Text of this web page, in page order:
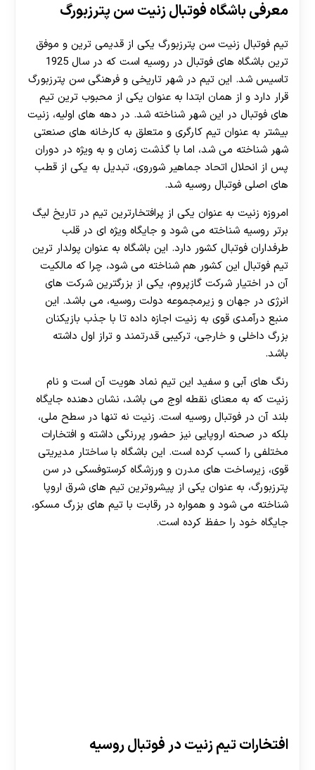
معرفی باشگاه فوتبال زنیت سن پترزبورگ
تیم فوتبال زنیت سن پترزبورگ یکی از قدیمی ترین و موفق
ترین باشگاه های فوتبال در روسیه است که در سال 1925
تاسیس شد. این تیم در شهر تاریخی و فرهنگی سن پترزبورگ
قرار دارد و از همان ابتدا به عنوان یکی از محبوب ترین تیم
های فوتبال در این شهر شناخته شد. در دهه های اولیه، زنیت
بیشتر به عنوان تیم کارگری و متعلق به کارخانه های صنعتی
شهر شناخته می شد، اما با گذشت زمان و به ویژه در دوران
پس از انحلال اتحاد جماهیر شوروی، تبدیل به یکی از قطب
های اصلی فوتبال روسیه شد.
امروزه زنیت به عنوان یکی از پرافتخارترین تیم در تاریخ لیگ
برتر روسیه شناخته می شود و جایگاه ویژه ای در قلب
طرفداران فوتبال کشور دارد. این باشگاه به عنوان پولدار ترین
تیم فوتبال این کشور هم شناخته می شود، چرا که مالکیت
آن در اختیار شرکت گازپروم، یکی از بزرگترین شرکت های
انرژی در جهان و زیرمجموعه دولت روسیه، می باشد. این
منبع درآمدی قوی به زنیت اجازه داده تا با جذب بازیکنان
بزرگ داخلی و خارجی، ترکیبی قدرتمند و تراز اول داشته
باشد.
رنگ های آبی و سفید این تیم نماد هویت آن است و نام
زنیت که به معنای نقطه اوج می باشد، نشان دهنده جایگاه
بلند آن در فوتبال روسیه است. زنیت نه تنها در سطح ملی،
بلکه در صحنه اروپایی نیز حضور پررنگی داشته و افتخارات
مختلفی را کسب کرده است. این باشگاه با ساختار مدیریتی
قوی، زیرساخت های مدرن و ورزشگاه کرستوفسکی در سن
پترزبورگ، به عنوان یکی از پیشروترین تیم های شرق اروپا
شناخته می شود و همواره در رقابت با تیم های بزرگ مسکو،
جایگاه خود را حفظ کرده است.
افتخارات تیم زنیت در فوتبال روسیه